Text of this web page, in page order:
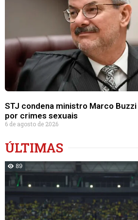
STJ condena ministro Marco
por crimes sexuais
6 de agosto de 2026
ÚLTIMAS
89